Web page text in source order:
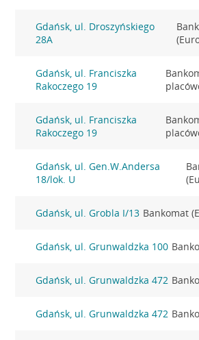
Gdańsk, ul. Droszyńskiego
28A
Gdańsk, ul. Franciszka
Rakoczego 19
Gdańsk, ul. Franciszka
Rakoczego 19
Gdańsk, ul. Gen.W.Andersa
18/lok. U
Gdańsk, ul. Grobla I/13 Bankomat
Gdańsk, ul. Grunwaldzka 100
Gdańsk, ul. Grunwaldzka 472
Gdańsk, ul. Grunwaldzka 472